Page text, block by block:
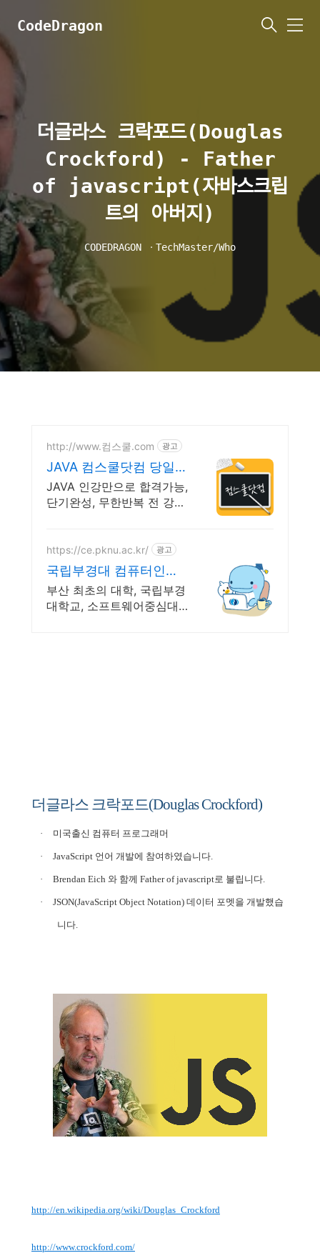
CodeDragon
메
더글라스 크락포드(Douglas
Crockford) - Father
of javascript(자바스크립
트의 아버지)
CODEDRAGON ㆍ TechMaster/Who
http://www.컴스쿨.com 광고
JAVA 컴스쿨닷컴 당일
신청&결제시 기프티콘!
JAVA 인강만으로 합격가능,
단기완성, 무한반복 전 강좌
https://ce.pknu.ac.kr/ 광고
국립부경대 컴퓨터인공
지능학부
부산 최초의 대학, 국립부경
대학교, 소프트웨어중심대
더글라스 크락포드(Douglas Crockford)
· 미국출신 컴퓨터 프로그래머
· JavaScript 언어 개발에 참여하였습니다
· Brendan Eich 와 함께 Father of javascript로 불립니다
· JSON(JavaScript Object Notation) 데이터 포멧을 개발했습
니다
http://en.wikipedia.org/wiki/Douglas_Crockford
http://www.crockford.com/